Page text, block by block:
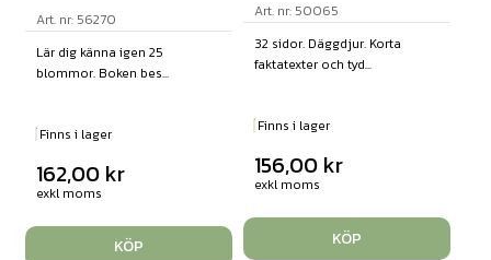
Art. nr: 56270
Lär dig känna igen 25
blommor. Boken bes...
Finns i lager
162,00 kr
exkl moms
KÖP
Art. nr: 50065
32 sidor. Däggdjur. Korta
faktatexter och tyd...
Finns i lager
156,00 kr
exkl moms
KÖP